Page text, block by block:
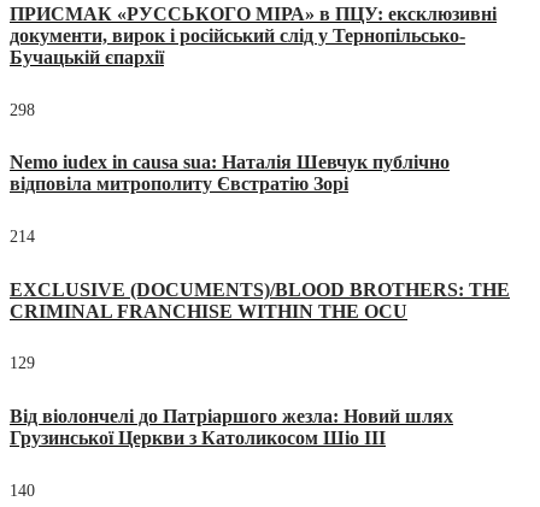
ПРИСМАК «РУССЬКОГО МІРА» в ПЦУ: ексклюзивні
документи, вирок і російський слід у Тернопільсько-
Бучацькій єпархії
298
Nemo iudex in causa sua: Наталія Шевчук публічно
відповіла митрополиту Євстратію Зорі
214
EXCLUSIVE (DOCUMENTS)/BLOOD BROTHERS: THE
CRIMINAL FRANCHISE WITHIN THE OCU
129
Від віолончелі до Патріаршого жезла: Новий шлях
Грузинської Церкви з Католикосом Шіо III
140